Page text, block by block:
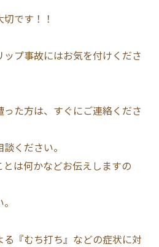
です！！
プ事故にはお気を付けくださ
た方は、すぐにご連絡くださ
ください。
は何かなどお伝えしますの
『むち打ち』などの症状に対